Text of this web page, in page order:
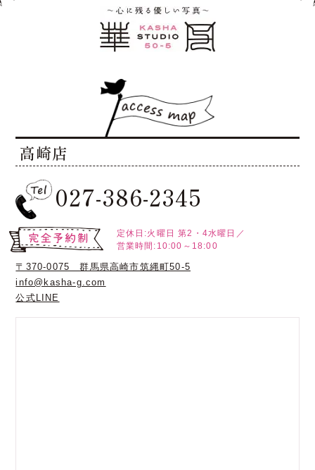
高崎店
027-386-2345
定休日:火曜日 第2・4水曜日／
営業時間:10:00～18:00
〒370-0075 群馬県高崎市筑縄町50-5
info@kasha-g.com
公式LINE